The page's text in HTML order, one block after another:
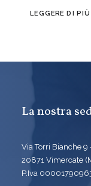
LEGGERE DI PIÙ
La nostra
Via Torri Bianche 9
20871 Vimercate
P.Iva